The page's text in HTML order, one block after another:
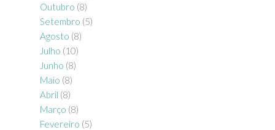
Outubro (8)
Setembro (5)
Agosto (8)
Julho (10)
Junho (8)
Maio (8)
Abril (8)
Março (8)
Fevereiro (5)